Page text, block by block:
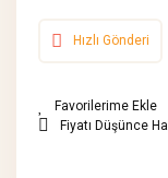
Hızlı Gönderi
Fiyatı Düşünce